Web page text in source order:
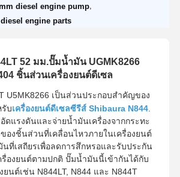
diesel engine pump
diesel engine parts
52 มม.ปั๊มน้ำมัน UGMK8266
ชิ้นส่วนเครื่องยนต์ดีเซล
U5MK8266 เป็นส่วนประกอบสำคัญของ
บเครื่องยนต์ดีเซลซีรีส์ Shibaura N844.
ดแรงดันและจ่ายน้ำมันเครื่องจากกระทะ
องชิ้นส่วนที่เคลื่อนไหวภายในเครื่องยนต์
ที่เสถียรเพื่อลดการสึกหรอและรับประกัน
รื่องยนต์ตามปกติ ปั๊มน้ำมันนี้เข้ากันได้กับ
นต์เช่น N844LT, N844 และ N844T